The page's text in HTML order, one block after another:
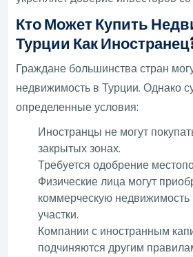
Кто Может Купить
Турции Как
Граждане большинства стран
недвижимость в Турции. Однако
определенные условия:
Иностранцы не могут
закрытых зонах.
Требуется одобрение
Физические лица могут
коммерческую
участки.
Компании с иностранным
подчиняются другим